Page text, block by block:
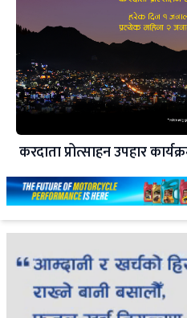
करदाता प्रोत्साहन उपहार